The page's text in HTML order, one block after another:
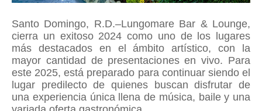
Santo Domingo, R.D.–Lungomare Bar & Lounge,
cierra un exitoso 2024 como uno de los lugares
más destacados en el ámbito artístico, con la
mayor cantidad de presentaciones en vivo. Para
este 2025, está preparado para continuar siendo el
lugar predilecto de quienes buscan disfrutar de
una experiencia única llena de música, baile y una